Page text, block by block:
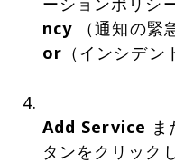
ncy （通知の緊
or （インシデン
Add Service ま
タンをクリック